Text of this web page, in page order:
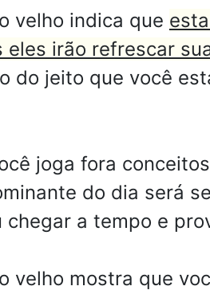
velho indica que
irão refrescar
do jeito que você
joga fora
do dia será
a tempo e
velho mostra que